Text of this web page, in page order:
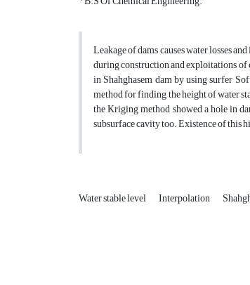
Leakage of dams causes water losses
during construction and exploitations
in Shahghasem dam by using surfer
method for finding the height of water
the Kriging method showed a hole in
subsurface cavity too. Existence of this
Water stable level Interpolation